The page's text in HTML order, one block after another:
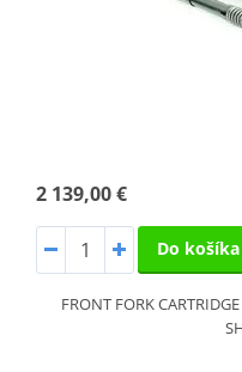
2 139,00 €
Do košíka
FRONT FORK